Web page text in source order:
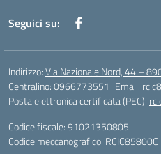
Seguici su:
Indirizzo:Via Nazionale Nord, 44 –
Centralino:0966773551 Email:
Posta elettronica certificata (PEC):
Codice fiscale: 91021350805
Codice meccanografico: RCIC85800C